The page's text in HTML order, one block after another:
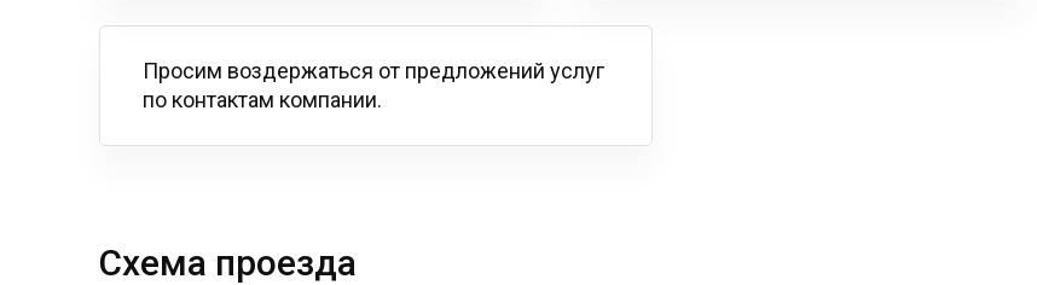
Просим воздержаться от предложений услуг
по контактам компании.
Схема проезда